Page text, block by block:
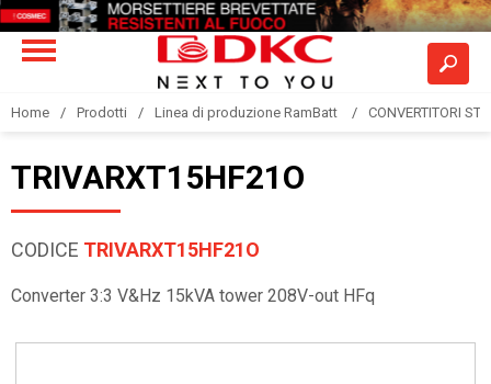
Home Prodotti Linea di produzione RamBatt CONVERTITORI
TRIVARXT15HF21O
CODICE TRIVARXT15HF21O
Converter 3:3 V&Hz 15kVA tower 208V-out HFq